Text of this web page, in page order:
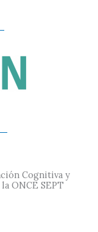
Cognitiva y
ONCE SEPT